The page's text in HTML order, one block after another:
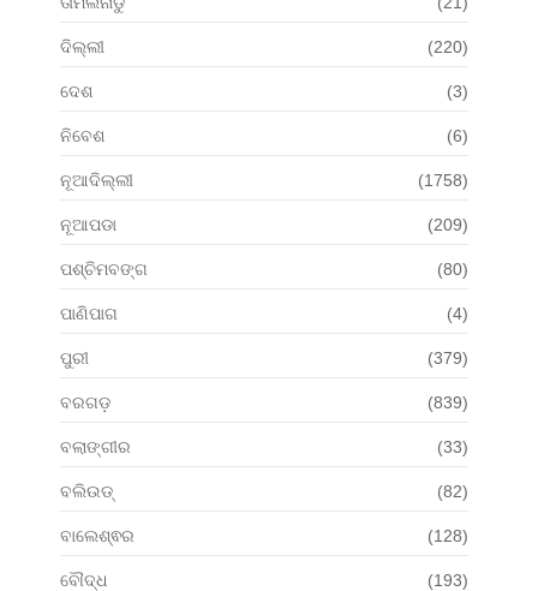
ଦିଲ୍ଲୀ (220)
ଦେଶ (3)
ନିବେଶ (6)
ନୂଆଦିଲ୍ଲୀ (1758)
ନୂଆପଡା (209)
ପଶ୍ଚିମବଙ୍ଗ (80)
ପାଣିପାଗ (4)
ପୁରୀ (379)
ବରଗଡ଼ (839)
ବଲାଙ୍ଗୀର (33)
ବଲିଉଡ୍ (82)
ବାଲେଶ୍ଵର (128)
ବୌଦ୍ଧ (193)